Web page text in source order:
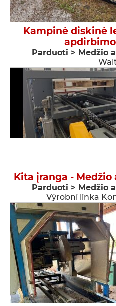
Kampinė diskinė
Parduoti > Medžio
Kita įranga -
Parduoti > Medžio
Výrobní linka